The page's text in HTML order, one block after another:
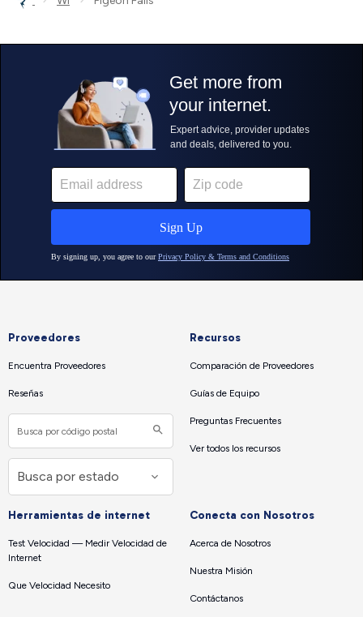
Proveedores
Encuentra Proveedores
Reseñas
Recursos
Comparación de Proveedores
Guías de Equipo
Preguntas Frecuentes
Ver todos los recursos
Herramientas de internet
Test Velocidad — Medir Velocidad de
Internet
Que Velocidad Necesito
Conecta con Nosotros
Acerca de Nosotros
Nuestra Misión
Contáctanos